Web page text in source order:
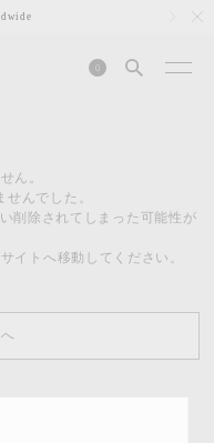
0
ん。
んでした。
削除されてしまった可能性が
イトへ移動してください。